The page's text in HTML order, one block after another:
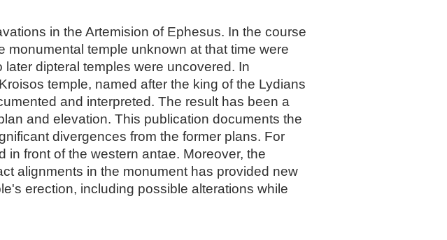
in the Artemision of Ephesus. In the course
temple unknown at that time were
dipteral temples were uncovered. In
temple, named after the king of the Lydians
and interpreted. The result has been a
and elevation. This publication documents the
divergences from the former plans. For
front of the western antae. Moreover, the
alignments in the monument has provided new
erection, including possible alterations while